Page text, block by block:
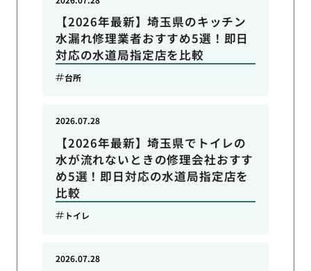
【2026年最新】埼玉県のキッチン
水漏れ修理業者おすすめ5選！即日
対応の水道局指定店を比較
台所
【2026年最新】埼玉県でトイレの
水が流れないときの修理会社おすす
め5選！即日対応の水道局指定店を
比較
2026.07.28
トイレ
2026.07.28